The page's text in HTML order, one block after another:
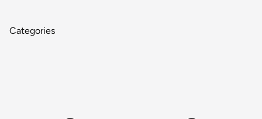
Categories